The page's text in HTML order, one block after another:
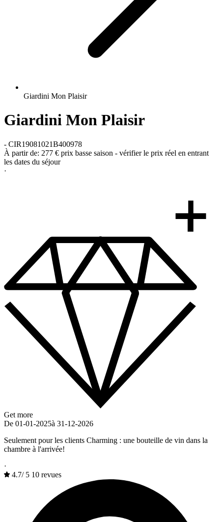
Giardini Mon Plaisir
Giardini Mon Plaisir
- CIR19081021B400978
À partir de: 277 € prix basse saison - vérifier le prix réel en entrant
les dates du séjour
·
Get more
De 01-01-2025à 31-12-2026
Seulement pour les clients Charming : une bouteille de vin dans la
chambre à l'arrivée!
·
4.7/ 5 10 revues